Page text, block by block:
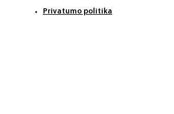
Privatumo politika